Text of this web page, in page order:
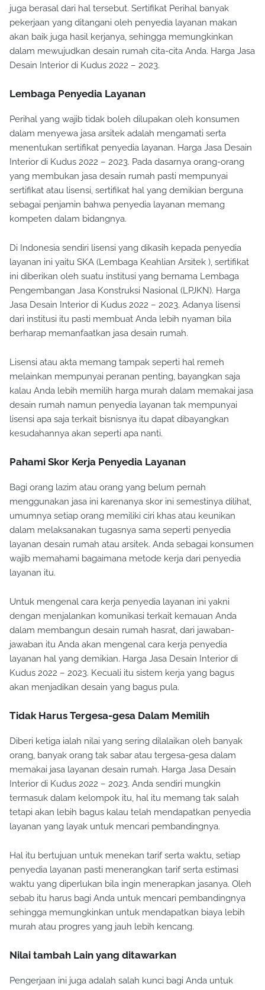
juga berasal dari hal tersebut. Sertifikat Perihal banyak
pekerjaan yang ditangani oleh penyedia layanan makan
akan baik juga hasil kerjanya, sehingga memungkinkan
dalam mewujudkan desain rumah cita-cita Anda. Harga Jasa
Desain Interior di Kudus 2022 – 2023.
Lembaga Penyedia Layanan
Perihal yang wajib tidak boleh dilupakan oleh konsumen
dalam menyewa jasa arsitek adalah mengamati serta
menentukan sertifikat penyedia layanan. Harga Jasa Desain
Interior di Kudus 2022 – 2023. Pada dasarnya orang-orang
yang membukan jasa desain rumah pasti mempunyai
sertifikat atau lisensi, sertifikat hal yang demikian berguna
sebagai penjamin bahwa penyedia layanan memang
kompeten dalam bidangnya.
Di Indonesia sendiri lisensi yang dikasih kepada penyedia
layanan ini yaitu SKA (Lembaga Keahlian Arsitek ), sertifikat
ini diberikan oleh suatu institusi yang bernama Lembaga
Pengembangan Jasa Konstruksi Nasional (LPJKN). Harga
Jasa Desain Interior di Kudus 2022 – 2023. Adanya lisensi
dari institusi itu pasti membuat Anda lebih nyaman bila
berharap memanfaatkan jasa desain rumah.
Lisensi atau akta memang tampak seperti hal remeh
melainkan mempunyai peranan penting, bayangkan saja
kalau Anda lebih memilih harga murah dalam memakai jasa
desain rumah namun penyedia layanan tak mempunyai
lisensi apa saja terkait bisnisnya itu dapat dibayangkan
kesudahannya akan seperti apa nanti.
Pahami Skor Kerja Penyedia Layanan
Bagi orang lazim atau orang yang belum pernah
menggunakan jasa ini karenanya skor ini semestinya dilihat,
umumnya setiap orang memiliki ciri khas atau keunikan
dalam melaksanakan tugasnya sama seperti penyedia
layanan desain rumah atau arsitek. Anda sebagai konsumen
wajib memahami bagaimana metode kerja dari penyedia
layanan itu.
Untuk mengenal cara kerja penyedia layanan ini yakni
dengan menjalankan komunikasi terkait kemauan Anda
dalam membangun desain rumah hasrat, dari jawaban-
jawaban itu Anda akan mengenal cara kerja penyedia
layanan hal yang demikian. Harga Jasa Desain Interior di
Kudus 2022 – 2023. Kecuali itu sistem kerja yang bagus
akan menjadikan desain yang bagus pula.
Tidak Harus Tergesa-gesa Dalam Memilih
Diberi ketiga ialah nilai yang sering dilalaikan oleh banyak
orang, banyak orang tak sabar atau tergesa-gesa dalam
memakai jasa layanan desain rumah. Harga Jasa Desain
Interior di Kudus 2022 – 2023. Anda sendiri mungkin
termasuk dalam kelompok itu, hal itu memang tak salah
tetapi akan lebih bagus kalau telah mendapatkan penyedia
layanan yang layak untuk mencari pembandingnya.
Hal itu bertujuan untuk menekan tarif serta waktu, setiap
penyedia layanan pasti menerangkan tarif serta estimasi
waktu yang diperlukan bila ingin menerapkan jasanya. Oleh
sebab itu harus bagi Anda untuk mencari pembandingnya
sehingga memungkinkan untuk mendapatkan biaya lebih
murah atau progres yang jauh lebih kencang.
Nilai tambah Lain yang ditawarkan
Pengerjaan ini juga adalah salah kunci bagi Anda untuk